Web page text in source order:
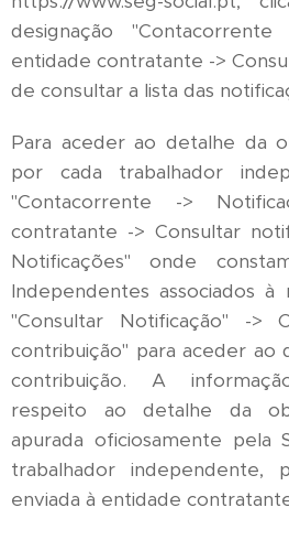
designação
entidade contratante ->
de consultar a lista das
Para aceder ao detalhe da
por cada trabalhador
"Contacorrente ->
contratante -> Consultar
Notificações" onde
Independentes associados à
"Consultar Notificação" ->
contribuição" para aceder ao
contribuição. A
respeito ao detalhe da
apurada oficiosamente pela
trabalhador independente,
enviada à entidade